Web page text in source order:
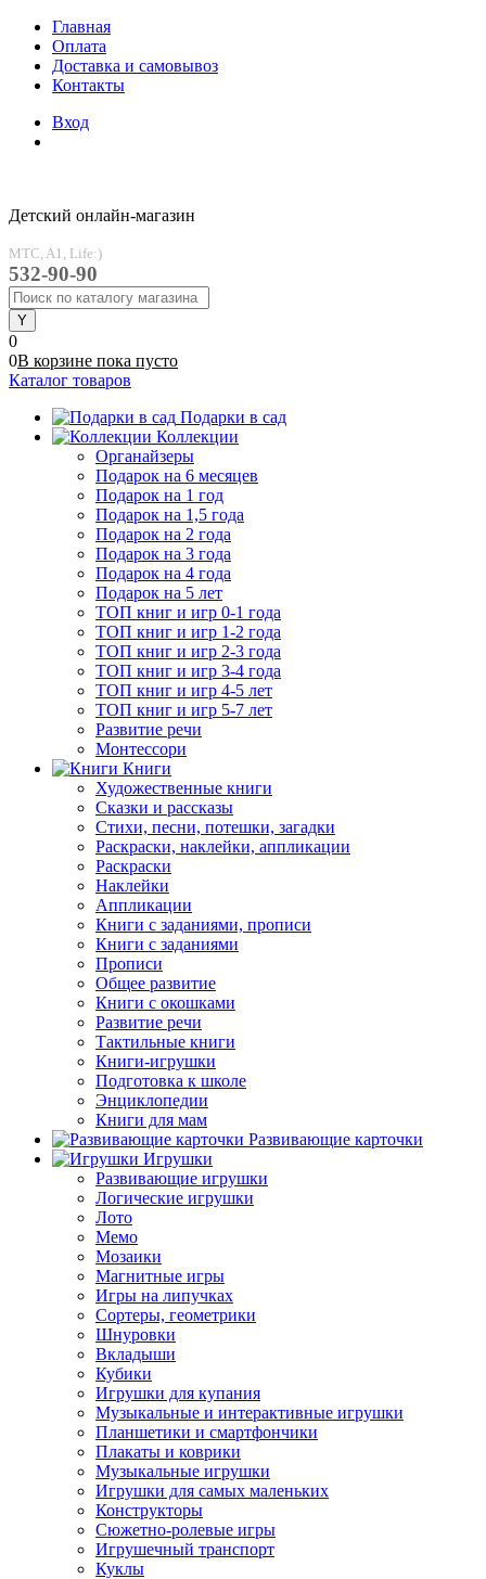
Главная
Оплата
Доставка и самовывоз
Контакты
Вход
Детский онлайн-магазин
MTC, A1, Life:)
532-90-90
0
0В корзине пока пусто
Каталог товаров
Подарки в сад
Коллекции
Органайзеры
Подарок на 6 месяцев
Подарок на 1 год
Подарок на 1,5 года
Подарок на 2 года
Подарок на 3 года
Подарок на 4 года
Подарок на 5 лет
ТОП книг и игр 0-1 года
ТОП книг и игр 1-2 года
ТОП книг и игр 2-3 года
ТОП книг и игр 3-4 года
ТОП книг и игр 4-5 лет
ТОП книг и игр 5-7 лет
Развитие речи
Монтессори
Книги
Художественные книги
Сказки и рассказы
Стихи, песни, потешки, загадки
Раскраски, наклейки, аппликации
Раскраски
Наклейки
Аппликации
Книги с заданиями, прописи
Книги с заданиями
Прописи
Общее развитие
Книги с окошками
Развитие речи
Тактильные книги
Книги-игрушки
Подготовка к школе
Энциклопедии
Книги для мам
Развивающие карточки
Игрушки
Развивающие игрушки
Логические игрушки
Лото
Мемо
Мозаики
Магнитные игры
Игры на липучках
Сортеры, геометрики
Шнуровки
Вкладыши
Кубики
Игрушки для купания
Музыкальные и интерактивные игрушки
Планшетики и смартфончики
Плакаты и коврики
Музыкальные игрушки
Игрушки для самых маленьких
Конструкторы
Сюжетно-ролевые игры
Игрушечный транспорт
Куклы